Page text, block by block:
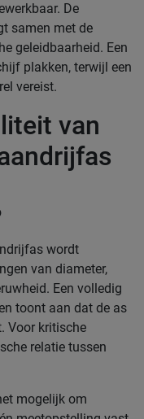
De
samen met de
geleidbaarheid. Een
plakken, terwijl een
vereist.
van
wordt
van diameter,
Een volledig
toont aan dat de as
Voor kritische
relatie tussen
mogelijk om